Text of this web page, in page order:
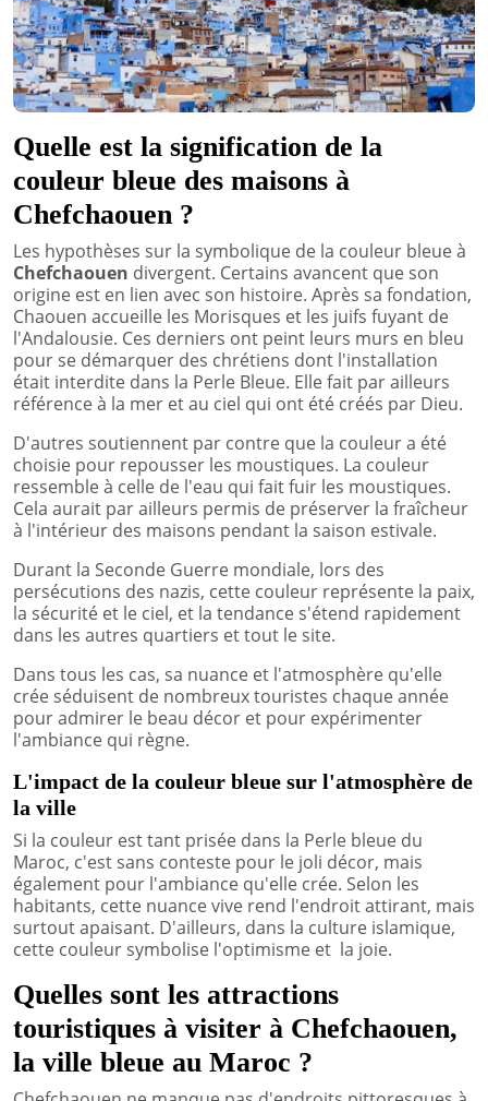
Quelle est la signification de la
couleur bleue des maisons à
Chefchaouen ?
Les hypothèses sur la symbolique de la couleur bleue à
Chefchaouen divergent. Certains avancent que son
origine est en lien avec son histoire. Après sa fondation,
Chaouen accueille les Morisques et les juifs fuyant de
l'Andalousie. Ces derniers ont peint leurs murs en bleu
pour se démarquer des chrétiens dont l'installation
était interdite dans la Perle Bleue. Elle fait par ailleurs
référence à la mer et au ciel qui ont été créés par Dieu.
D'autres soutiennent par contre que la couleur a été
choisie pour repousser les moustiques. La couleur
ressemble à celle de l'eau qui fait fuir les moustiques.
Cela aurait par ailleurs permis de préserver la fraîcheur
à l'intérieur des maisons pendant la saison estivale.
Durant la Seconde Guerre mondiale, lors des
persécutions des nazis, cette couleur représente la paix,
la sécurité et le ciel, et la tendance s'étend rapidement
dans les autres quartiers et tout le site.
Dans tous les cas, sa nuance et l'atmosphère qu'elle
crée séduisent de nombreux touristes chaque année
pour admirer le beau décor et pour expérimenter
l'ambiance qui règne.
L'impact de la couleur bleue sur l'atmosphère de
la ville
Si la couleur est tant prisée dans la Perle bleue du
Maroc, c'est sans conteste pour le joli décor, mais
également pour l'ambiance qu'elle crée. Selon les
habitants, cette nuance vive rend l'endroit attirant, mais
surtout apaisant. D'ailleurs, dans la culture islamique,
cette couleur symbolise l'optimisme et la joie.
Quelles sont les attractions
touristiques à visiter à Chefchaouen,
la ville bleue au Maroc ?